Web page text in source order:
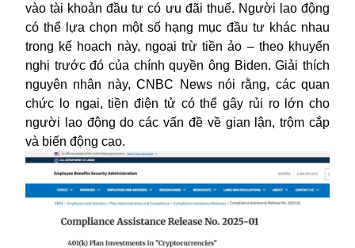
vào tài khoản đầu tư có ưu đãi thuế. Người lao động
có thể lựa chọn một số hạng mục đầu tư khác nhau
trong kế hoạch này, ngoại trừ tiền ảo – theo khuyến
nghị trước đó của chính quyền ông Biden. Giải thích
nguyên nhân này, CNBC News nói rằng, các quan
chức lo ngại, tiền điện tử có thể gây rủi ro lớn cho
người lao động do các vấn đề về gian lận, trộm cắp
và biến động cao.